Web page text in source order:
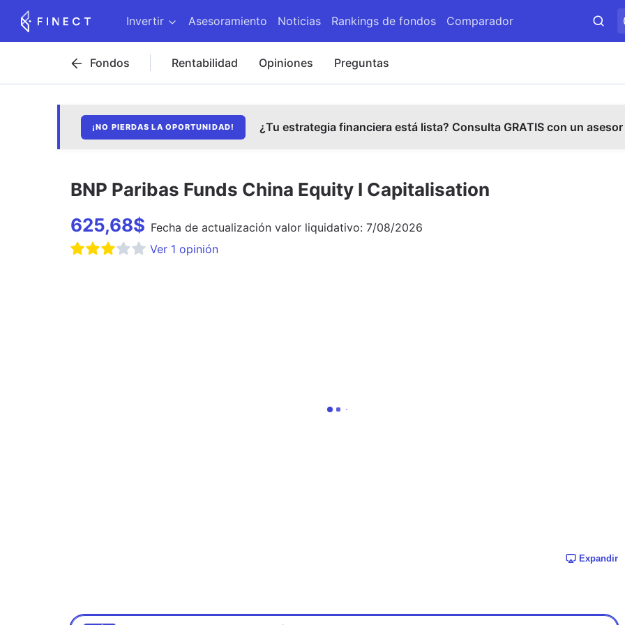
Invertir Asesoramiento Noticias Rankings de fondos Comparador
Fondos Rentabilidad Opiniones Preguntas
¡NO PIERDAS LA OPORTUNIDAD! ¿Tu estrategia financiera está lista? Consulta GRATIS con un
BNP Paribas Funds China Equity I Capitalisation
625,68$ Fecha de actualización valor liquidativo: 7/08/2026
Ver 1 opinión
Expandir